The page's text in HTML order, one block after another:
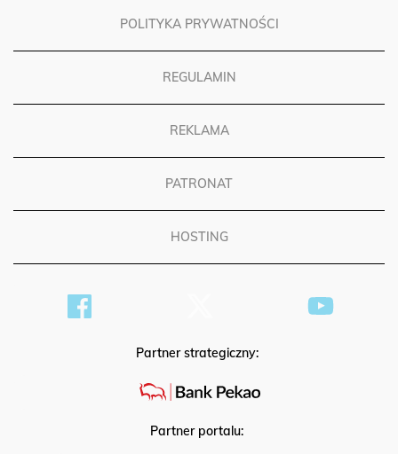
POLITYKA PRYWATNOŚCI
REGULAMIN
REKLAMA
PATRONAT
HOSTING
Partner strategiczny:
Partner portalu: